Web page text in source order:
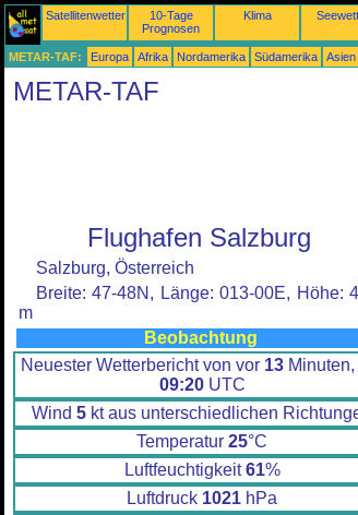
Satellitenwetter
10-Tage
Prognosen
Klima
METAR-TAF: Europa Afrika Nordamerika Südamerika Asien
METAR-TAF
Flughafen Salzburg
Salzburg, Österreich
Breite: 47-48N, Länge: 013-00E, Höhe:
m
Beobachtung
Neuester Wetterbericht von vor 13
09:20UTC
Wind 5 kt aus unterschiedlichen
Temperatur 25°C
Luftfeuchtigkeit61%
Luftdruck 1021 hPa